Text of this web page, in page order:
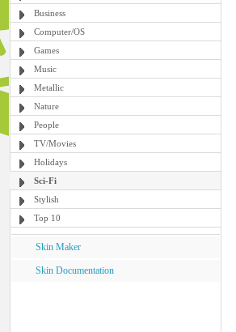
Business
Computer/OS
Games
Music
Metallic
Nature
People
TV/Movies
Holidays
Sci-Fi
Stylish
Top 10
Skin Maker
Skin Documentation